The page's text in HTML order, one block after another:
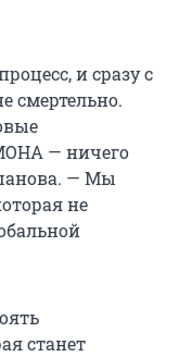
и сразу с
смертельно.
— ничего
— Мы
не
станет